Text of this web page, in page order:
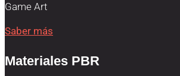
Game Art
Saber más
Materiales PBR